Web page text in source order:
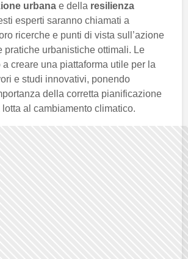
urbana e della resilienza
esperti saranno chiamati a
ricerche e punti di vista sull’azione
pratiche urbanistiche ottimali. Le
creare una piattaforma utile per la
e studi innovativi, ponendo
della corretta pianificazione
al cambiamento climatico.